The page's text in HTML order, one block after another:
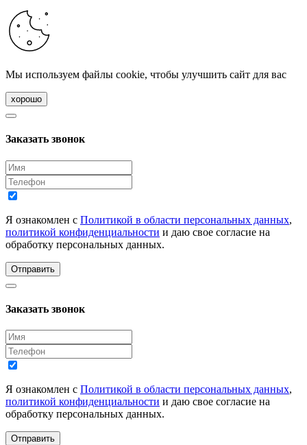
Мы используем файлы cookie, чтобы улучшить сайт для вас
хорошо
Заказать звонок
Я ознакомлен с Политикой в области персональных данных,
политикой конфиденциальности и даю свое согласие на
обработку персональных данных.
Отправить
Заказать звонок
Я ознакомлен с Политикой в области персональных данных,
политикой конфиденциальности и даю свое согласие на
обработку персональных данных.
Отправить